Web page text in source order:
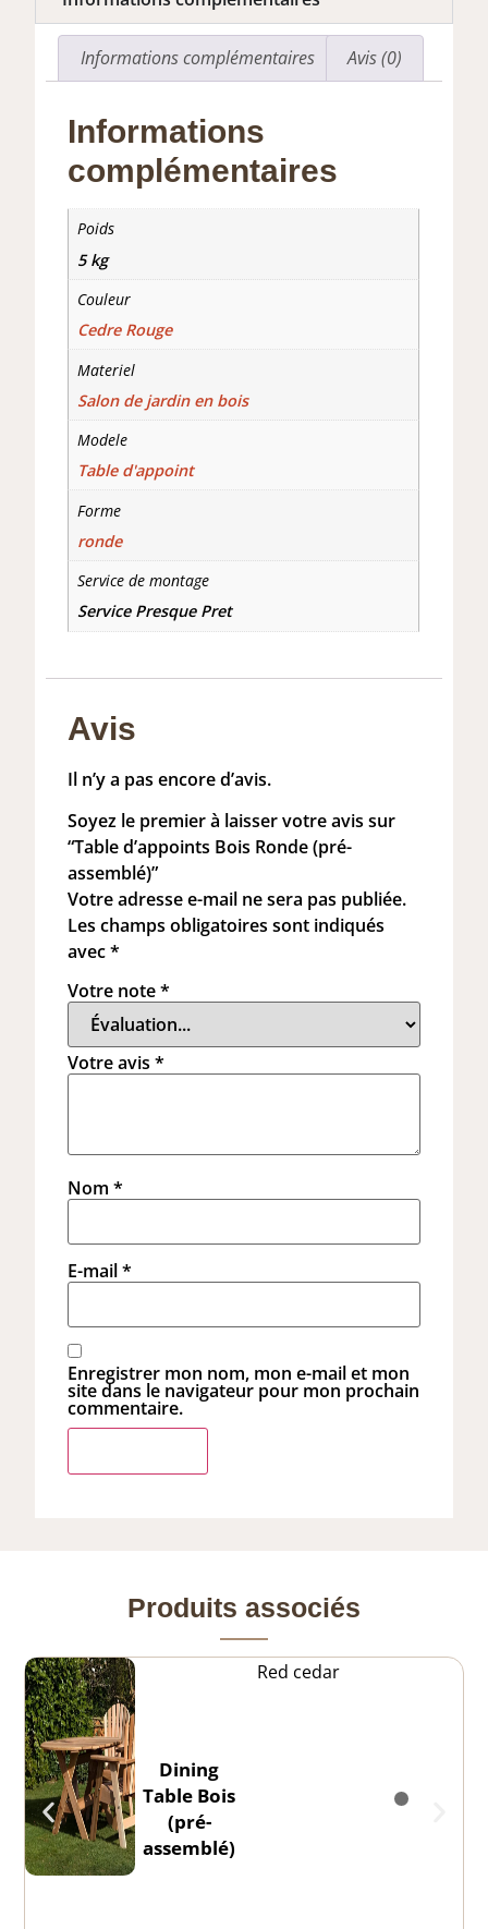
Informations complémentaires Avis (0)
Informations
complémentaires
Poids
5 kg
Couleur
Cedre Rouge
Materiel
Salon de jardin en bois
Modele
Table d'appoint
Forme
ronde
Service de montage
Service Presque Pret
Avis
Il n’y a pas encore d’avis.
Soyez le premier à laisser votre avis sur
“Table d’appoints Bois Ronde (pré-
assemblé)”
Votre adresse e-mail ne sera pas publiée.
Les champs obligatoires sont indiqués
avec*
Votre note*
Votre avis*
Nom*
E-mail*
Enregistrer mon nom, mon e-mail et mon
site dans le navigateur pour mon prochain
commentaire.
Produits associés
Dining
Table Bois
(pré-
assemblé)
Red cedar